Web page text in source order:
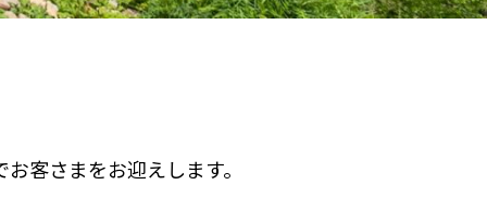
客さまをお迎えします。